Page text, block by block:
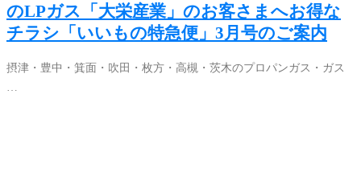
のLPガス「大栄産業」のお客さまへお得な
チラシ「いいもの特急便」3月号のご案内
摂津・豊中・箕面・吹田・枚方・高槻・茨木のプロパンガス・ガス
…